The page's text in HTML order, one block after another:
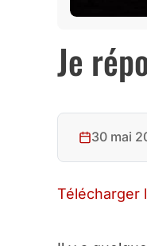
Je
30 mai
Télécharger